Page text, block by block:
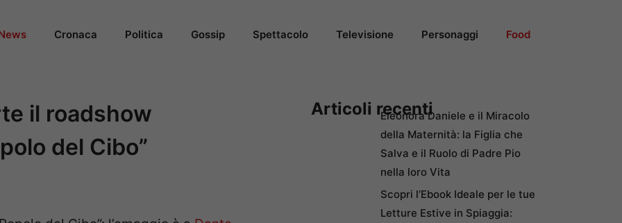
Cronaca Politica Gossip Spettacolo Televisione Personaggi Food
il roadshow
del Cibo”
Articoli recentiEleonora Daniele e il Miracolo
della Maternità: la Figlia che
Salva e il Ruolo di Padre Pio
nella loro Vita
Scopri l’Ebook Ideale per le tue
Letture Estive in Spiaggia: